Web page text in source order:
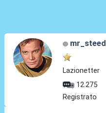
mr_steed
Lazionetter
12.275
Registrato